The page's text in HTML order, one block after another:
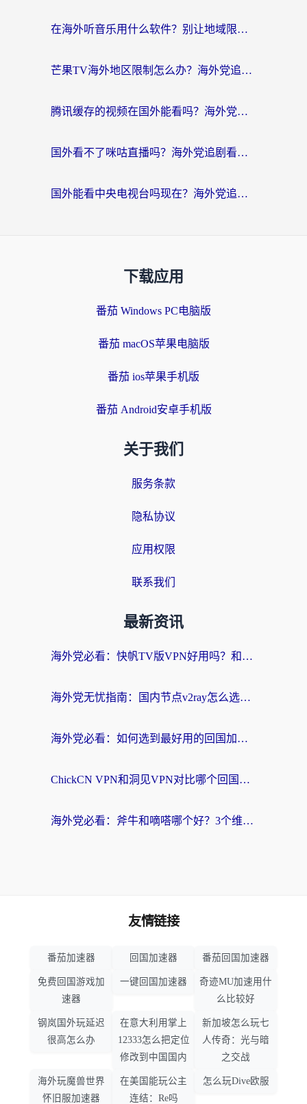
在海外听音乐用什么软件？别让地域限制断了你的华语歌单
芒果TV海外地区限制怎么办？海外党追剧看片的实用加速器选择指南
腾讯缓存的视频在国外能看吗？海外党追剧看片的终极解决方案
国外看不了咪咕直播吗？海外党追剧看片的加速器选择指南
国外能看中央电视台吗现在？海外党追剧看央视的实用指南
下载应用
番茄 Windows PC电脑版
番茄 macOS苹果电脑版
番茄 ios苹果手机版
番茄 Android安卓手机版
关于我们
服务条款
隐私协议
应用权限
联系我们
最新资讯
海外党必看：快帆TV版VPN好用吗？和快游VPN对比哪个回国效果更好？附实用避坑指南
海外党无忧指南：国内节点v2ray怎么选？一键回国VPN+多场景实测帮你避坑
海外党必看：如何选到最好用的回国加速器？从节点到售后的全维度指南
ChickCN VPN和洞见VPN对比哪个回国效果更好？海外党亲测3款加速器+避坑指南
海外党必看：斧牛和嘀嗒哪个好？3个维度教你选对回国加速器
友情链接
番茄加速器 回国加速器 番茄回国加速器
免费回国游戏加
速器
一键回国加速器
奇迹MU加速用什
么比较好
钢岚国外玩延迟
很高怎么办
在意大利用掌上
12333怎么把定位
修改到中国国内
新加坡怎么玩七
人传奇：光与暗
之交战
海外玩魔兽世界
怀旧服加速器
在美国能玩公主
连结：Re吗
怎么玩Dive欧服